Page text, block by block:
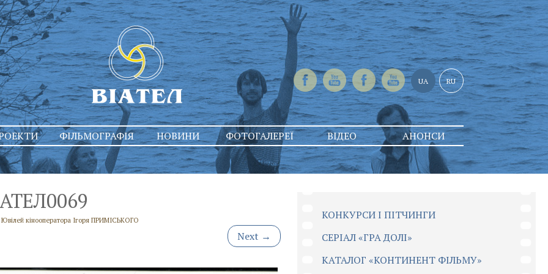
UA RU
ФІЛЬМОГРАФІЯ НОВИНИ ФОТОГАЛЕРЕЇ ВІДЕО АНОНСИ
Ювілей кінооператора Ігоря ПРИМІСЬКОГО
Next →
КОНКУРСИ І ПІТЧИНГИ
CЕРІАЛ «ГРА ДОЛІ»
КАТАЛОГ «КОНТИНЕНТ ФІЛЬМУ»